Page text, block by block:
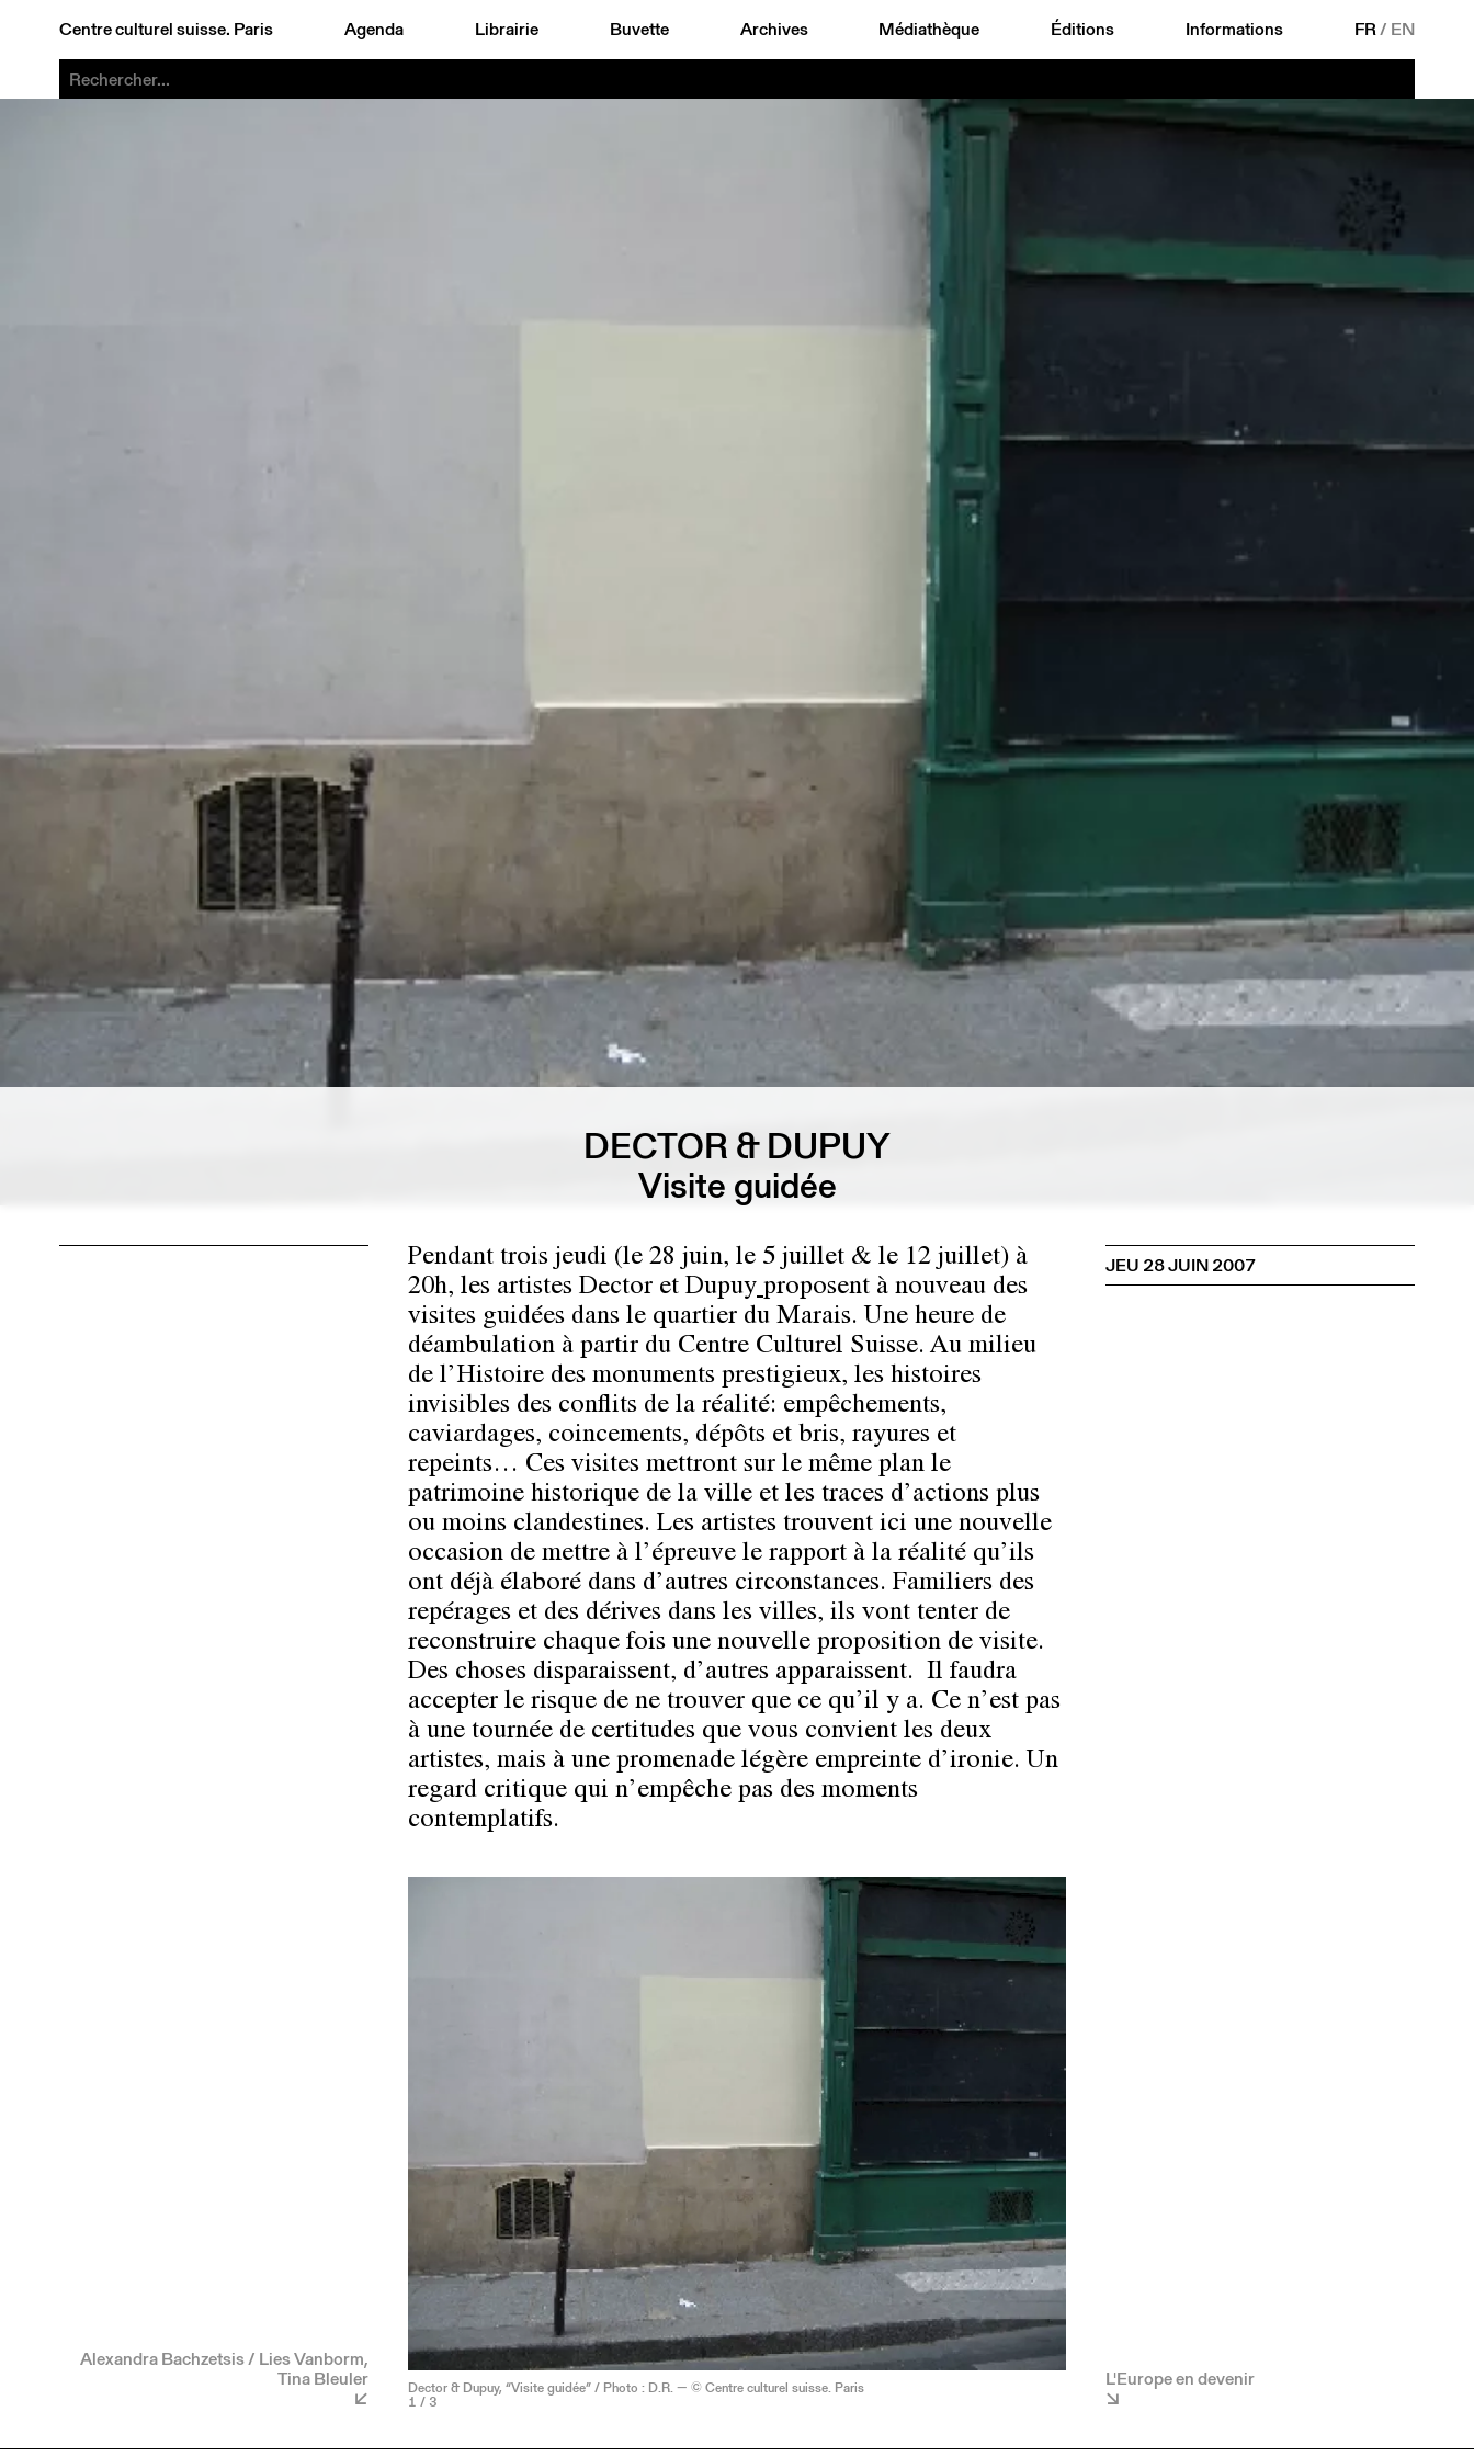
Centre culturel suisse. Paris Agenda Librairie Buvette Archives Médiathèque Éditions Informations FR/ EN
DECTOR & DUPUY
Visite guidée
Alexandra Bachzetsis / Lies Vanborm,
Tina Bleuler
Pendant trois jeudi (le 28 juin, le 5 juillet & le 12 juillet) à
20h, les artistes Dector et Dupuy proposent à nouveau des
visites guidées dans le quartier du Marais. Une heure de
déambulation à partir du Centre Culturel Suisse. Au milieu
de l’Histoire des monuments prestigieux, les histoires
invisibles des conflits de la réalité: empêchements,
caviardages, coincements, dépôts et bris, rayures et
repeints… Ces visites mettront sur le même plan le
patrimoine historique de la ville et les traces d’actions plus
ou moins clandestines. Les artistes trouvent ici une nouvelle
occasion de mettre à l’épreuve le rapport à la réalité qu’ils
ont déjà élaboré dans d’autres circonstances. Familiers des
repérages et des dérives dans les villes, ils vont tenter de
reconstruire chaque fois une nouvelle proposition de visite.
Des choses disparaissent, d’autres apparaissent. Il faudra
accepter le risque de ne trouver que ce qu’il y a. Ce n’est pas
à une tournée de certitudes que vous convient les deux
artistes, mais à une promenade légère empreinte d’ironie. Un
regard critique qui n’empêche pas des moments
contemplatifs.
Dector & Dupuy, “Visite guidée” / Photo : D.R. — © Centre culturel suisse. Paris
1 / 3
JEU 28 JUIN 2007
L'Europe en devenir